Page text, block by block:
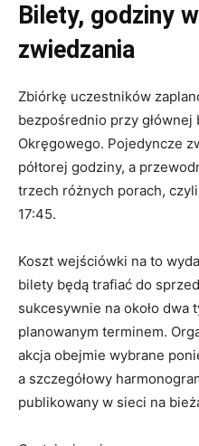
Bilety, godziny
zwiedzania
Zbiórkę uczestników
bezpośrednio przy
Okręgowego. Pojedyncze
półtorej godziny, a
trzech różnych porach,
17:45.
Koszt wejściówki na to
bilety będą trafiać do
sukcesywnie na około dwa
planowanym terminem.
akcja obejmie wybrane
a szczegółowy
publikowany w sieci na